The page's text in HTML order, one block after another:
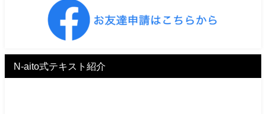
N-aito式テキスト紹介